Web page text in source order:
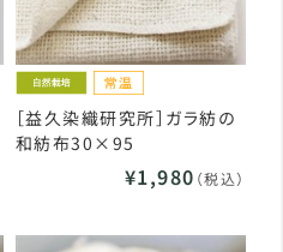
［益久染織研究所］ガラ紡の
和紡布30×95
¥1,980 （税込）